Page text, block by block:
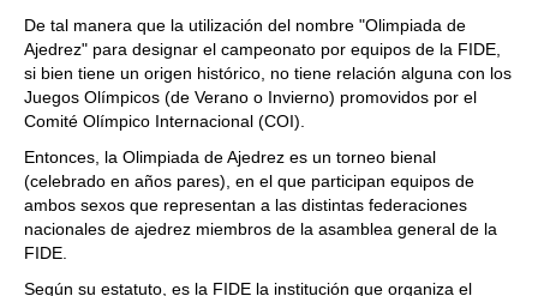
De tal manera que la utilización del nombre "Olimpiada de
Ajedrez" para designar el campeonato por equipos de la FIDE,
si bien tiene un origen histórico, no tiene relación alguna con los
Juegos Olímpicos (de Verano o Invierno) promovidos por el
Comité Olímpico Internacional (COI).
Entonces, la Olimpiada de Ajedrez es un torneo bienal
(celebrado en años pares), en el que participan equipos de
ambos sexos que representan a las distintas federaciones
nacionales de ajedrez miembros de la asamblea general de la
FIDE.
Según su estatuto, es la FIDE la institución que organiza el